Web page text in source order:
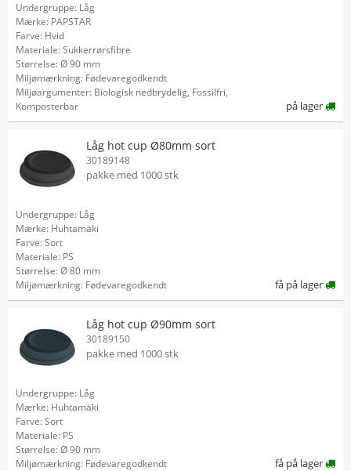
Undergruppe: Låg
Mærke: PAPSTAR
Farve: Hvid
Materiale: Sukkerrørsfibre
Størrelse: Ø 90 mm
Miljømærkning: Fødevaregodkendt
Miljøargumenter: Biologisk nedbrydelig, Fossilfri,
Komposterbar
på lager
Låg hot cup Ø80mm sort
30189148
pakke med 1000 stk
Undergruppe: Låg
Mærke: Huhtamäki
Farve: Sort
Materiale: PS
Størrelse: Ø 80 mm
Miljømærkning: Fødevaregodkendt
få på lager
Låg hot cup Ø90mm sort
30189150
pakke med 1000 stk
Undergruppe: Låg
Mærke: Huhtamäki
Farve: Sort
Materiale: PS
Størrelse: Ø 90 mm
Miljømærkning: Fødevaregodkendt
få på lager